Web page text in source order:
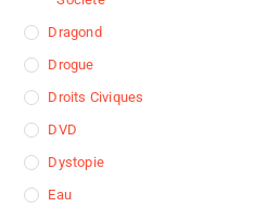
Dragond
Drogue
Droits Civiques
DVD
Dystopie
Eau